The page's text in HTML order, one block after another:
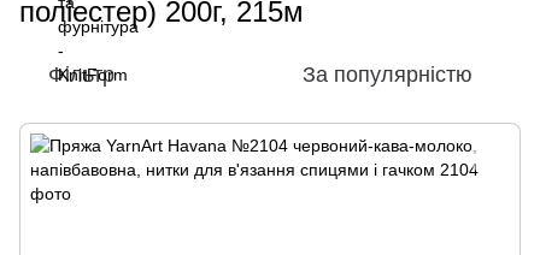
поліестер) 200г, 215м
Фільтр За популярністю